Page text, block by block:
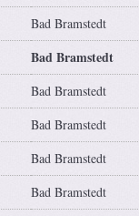
Bad Bramstedt
Bad Bramstedt
Bad Bramstedt
Bad Bramstedt
Bad Bramstedt
Bad Bramstedt